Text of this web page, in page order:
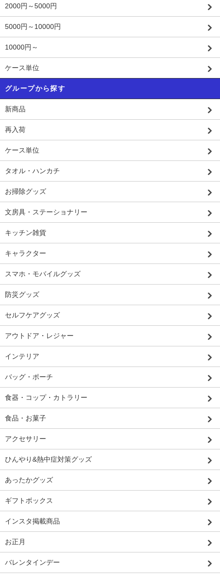
2000円～5000円
5000円～10000円
10000円～
ケース単位
グループから探す
新商品
再入荷
ケース単位
タオル・ハンカチ
お掃除グッズ
文房具・ステーショナリー
キッチン雑貨
キャラクター
スマホ・モバイルグッズ
防災グッズ
セルフケアグッズ
アウトドア・レジャー
インテリア
バッグ・ポーチ
食器・コップ・カトラリー
食品・お菓子
アクセサリー
ひんやり&熱中症対策グッズ
あったかグッズ
ギフトボックス
インスタ掲載商品
お正月
バレンタインデー